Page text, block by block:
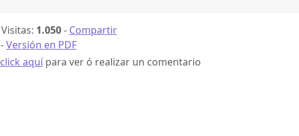
Visitas: 1.050- Compartir
-Versión en PDF
click aquí para ver ó realizar un comentario